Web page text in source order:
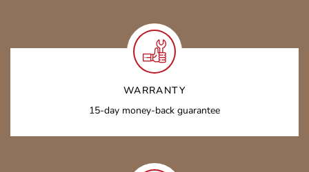
WARRANTY
15-day money-back guarantee